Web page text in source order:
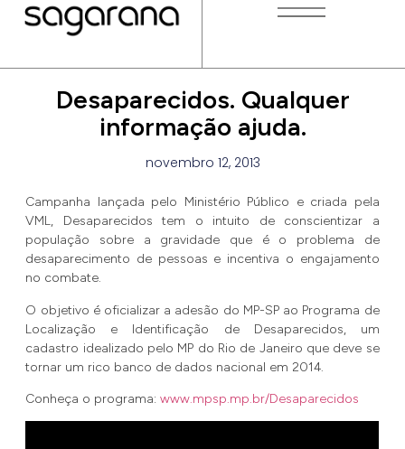
Desaparecidos. Qualquer
informação ajuda.
novembro 12, 2013
Campanha lançada pelo Ministério Público e criada pela
VML, Desaparecidos tem o intuito de conscientizar a
população sobre a gravidade que é o problema de
desaparecimento de pessoas e incentiva o engajamento
no combate.
O objetivo é oficializar a adesão do MP-SP ao Programa de
Localização e Identificação de Desaparecidos, um
cadastro idealizado pelo MP do Rio de Janeiro que deve se
tornar um rico banco de dados nacional em 2014.
Conheça o programa:www.mpsp.mp.br/Desaparecidos